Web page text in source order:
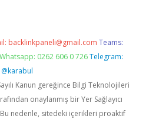
backlinkpaneli@gmail.com Teams:
Whatsapp: 0262 606 0 726 Telegram:
@karabul
Kanun gereğince Bilgi Teknolojileri
onaylanmış bir Yer Sağlayıcı
nedenle, sitedeki içerikleri proaktif